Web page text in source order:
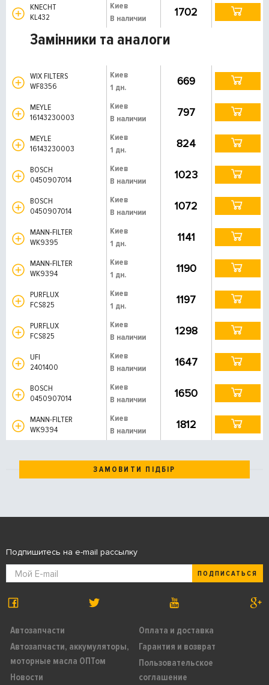
KNECHT
KL432
Киев
В наличии
1702
Замінники та аналоги
WIX FILTERS
WF8356
Киев
1 дн.
669
MEYLE
16143230003
Киев
В наличии
797
MEYLE
16143230003
Киев
1 дн.
824
BOSCH
0450907014
Киев
В наличии
1023
BOSCH
0450907014
Киев
В наличии
1072
MANN-FILTER
WK9395
Киев
1 дн.
1141
MANN-FILTER
WK9394
Киев
1 дн.
1190
PURFLUX
FCS825
Киев
1 дн.
1197
PURFLUX
FCS825
Киев
В наличии
1298
UFI
2401400
Киев
В наличии
1647
BOSCH
0450907014
Киев
В наличии
1650
MANN-FILTER
WK9394
Киев
В наличии
1812
ЗАМОВИТИ ПІДБІР
Автозапчасти
Автозапчасти, аккумуляторы,
моторные масла ОПТом
Новости
Оплата и доставка
Гарантия и возврат
Пользовательское
соглашение
Подпишитесь на e-mail рассылку
ПОДПИСАТЬСЯ